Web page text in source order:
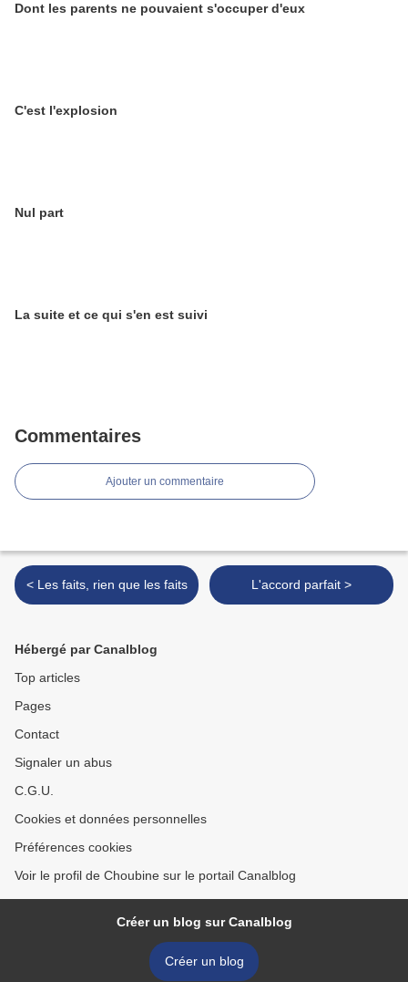
Dont les parents ne pouvaient s'occuper d'eux
C'est l'explosion
Nul part
La suite et ce qui s'en est suivi
Commentaires
Ajouter un commentaire
< Les faits, rien que les faits L'accord parfait >
Hébergé par Canalblog
Top articles
Pages
Contact
Signaler un abus
C.G.U.
Cookies et données personnelles
Préférences cookies
Voir le profil de Choubine sur le portail Canalblog
Créer un blog sur Canalblog
Créer un blog